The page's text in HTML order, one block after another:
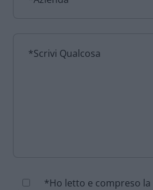
*Ho letto e compreso la